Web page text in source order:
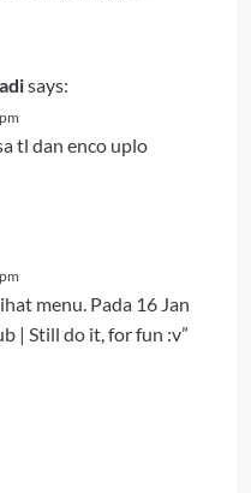
says:
tl dan enco uplo
menu. Pada 16 Jan
| Still do it, for fun :v”